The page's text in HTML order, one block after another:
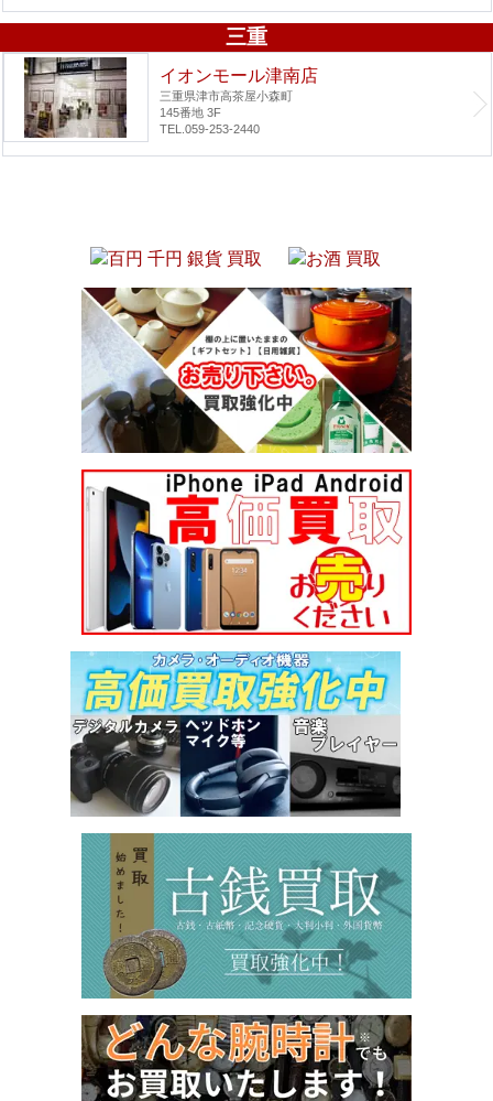
三重
イオンモール津南店
三重県津市高茶屋小森町
145番地 3F
TEL.059-253-2440